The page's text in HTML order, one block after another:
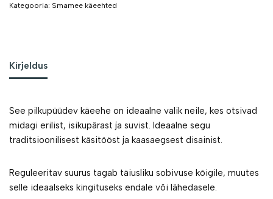
Kategooria: Smamee käeehted
Kirjeldus
See pilkupüüdev käeehe on ideaalne valik neile, kes otsivad
midagi erilist, isikupärast ja suvist. Ideaalne segu
traditsioonilisest käsitööst ja kaasaegsest disainist.
Reguleeritav suurus tagab täiusliku sobivuse kõigile, muutes
selle ideaalseks kingituseks endale või lähedasele.